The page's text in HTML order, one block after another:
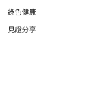
綠色健康
見證分享